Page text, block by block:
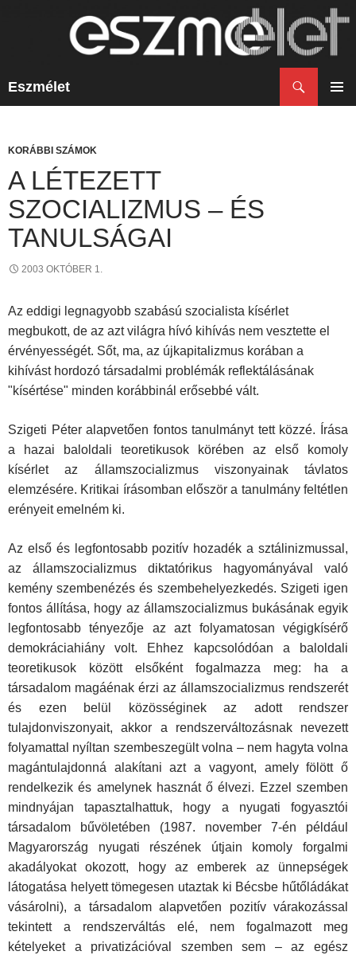
Eszmélet
KORÁBBI SZÁMOK
A LÉTEZETT
SZOCIALIZMUS – ÉS
TANULSÁGAI
2003 OKTÓBER 1.
Az eddigi legnagyobb szabású szocialista kísérlet
megbukott, de az azt világra hívó kihívás nem vesztette el
érvényességét. Sőt, ma, az újkapitalizmus korában a
kihívást hordozó társadalmi problémák reflektálásának
"kísértése" minden korábbinál erősebbé vált.
Szigeti Péter alapvetően fontos tanulmányt tett közzé. Írása
a hazai baloldali teoretikusok körében az első komoly
kísérlet az államszocializmus viszonyainak távlatos
elemzésére. Kritikai írásomban először a tanulmány feltétlen
erényeit emelném ki.
Az első és legfontosabb pozitív hozadék a sztálinizmussal,
az államszocializmus diktatórikus hagyományával való
kemény szembenézés és szembehelyezkedés. Szigeti igen
fontos állítása, hogy az államszocializmus bukásának egyik
legfontosabb tényezője az azt folyamatosan végigkísérő
demokráciahiány volt. Ehhez kapcsolódóan a baloldali
teoretikusok között elsőként fogalmazza meg: ha a
társadalom magáénak érzi az államszocializmus rendszerét
és ezen belül közösséginek az adott rendszer
tulajdonviszonyait, akkor a rendszerváltozásnak nevezett
folyamattal nyíltan szembeszegült volna – nem hagyta volna
magántulajdonná alakítani azt a vagyont, amely fölött ő
rendelkezik és amelynek hasznát ő élvezi. Ezzel szemben
mindnyájan tapasztalhattuk, hogy a nyugati fogyasztói
társadalom bűvöletében (1987. november 7-én például
Magyarország nyugati részének útjain komoly forgalmi
akadályokat okozott, hogy az emberek az ünnepségek
látogatása helyett tömegesen utaztak ki Bécsbe hűtőládákat
vásárolni), a társadalom alapvetően pozitív várakozással
tekintett a rendszerváltás elé, nem fogalmazott meg
kételyeket a privatizációval szemben sem – az egész